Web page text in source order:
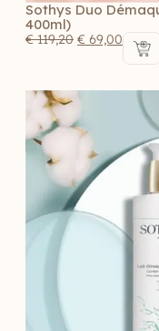
Sothys Duo
400ml)
€119,20 € 69,00